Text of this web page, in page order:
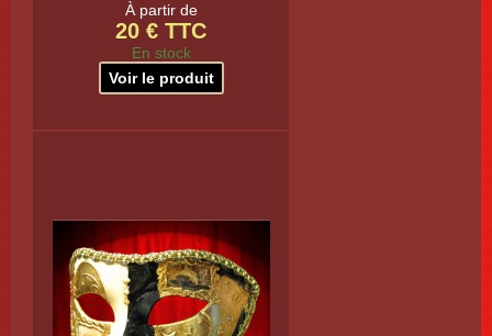
À partir de
20 € TTC
En stock
Voir le produit